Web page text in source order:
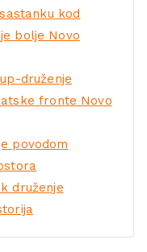
kod
bolje Novo
druženje
fronte Novo
povodom
druženje